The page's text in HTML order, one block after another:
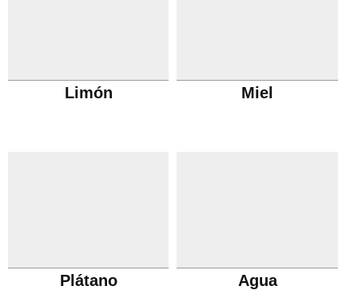
Limón Miel
Plátano Agua